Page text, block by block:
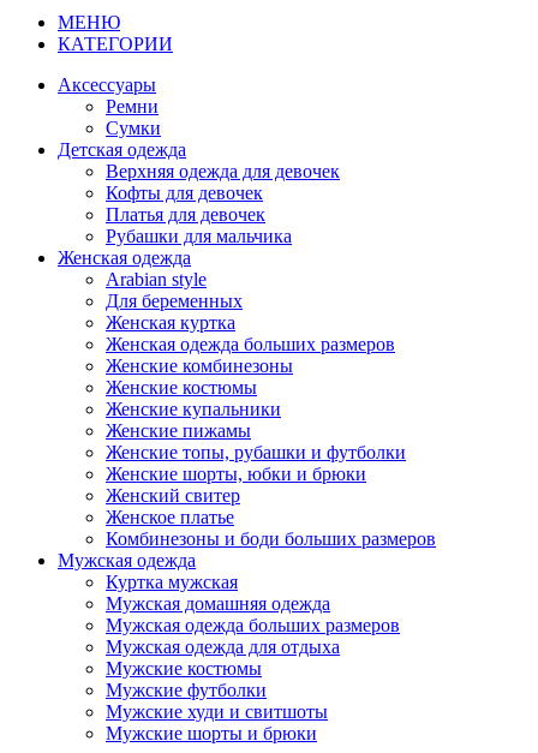
МЕНЮ
КАТЕГОРИИ
Аксессуары
Ремни
Сумки
Детская одежда
Верхняя одежда для девочек
Кофты для девочек
Платья для девочек
Рубашки для мальчика
Женская одежда
Arabian style
Для беременных
Женская куртка
Женская одежда больших размеров
Женские комбинезоны
Женские костюмы
Женские купальники
Женские пижамы
Женские топы, рубашки и футболки
Женские шорты, юбки и брюки
Женский свитер
Женское платье
Комбинезоны и боди больших размеров
Мужская одежда
Куртка мужская
Мужская домашняя одежда
Мужская одежда больших размеров
Мужская одежда для отдыха
Мужские костюмы
Мужские футболки
Мужские худи и свитшоты
Мужские шорты и брюки